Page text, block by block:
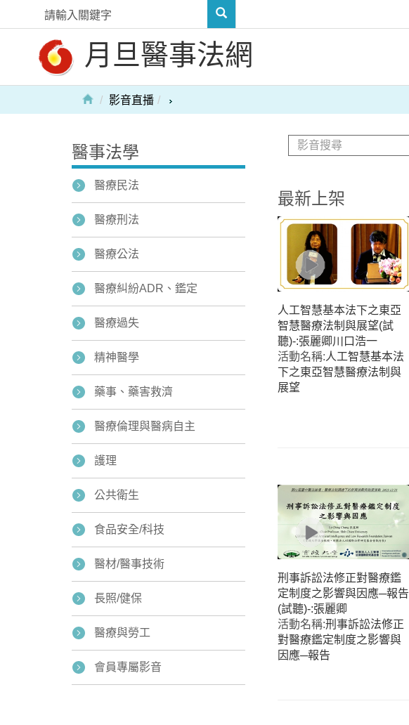
月旦醫事法網
Home
影音直播
最新上架
人工智慧基本法下之東亞
智慧醫療法制與展望(試
聽)-:張麗卿川口浩一
活動名稱:人工智慧基本法
下之東亞智慧醫療法制與
展望
刑事訴訟法修正對醫療鑑
定制度之影響與因應─報告
(試聽)-:張麗卿
活動名稱:刑事訴訟法修正
對醫療鑑定制度之影響與
因應─報告
醫事法學
醫療民法
醫療刑法
醫療公法
醫療糾紛ADR、鑑定
醫療過失
精神醫學
藥事、藥害救濟
醫療倫理與醫病自主
護理
公共衛生
食品安全/科技
醫材/醫事技術
長照/健保
醫療與勞工
會員專屬影音